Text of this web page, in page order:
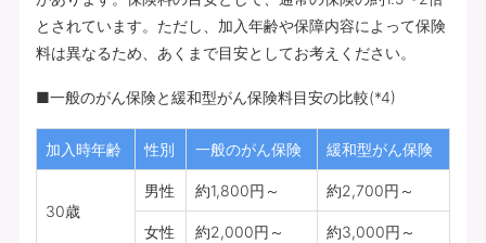
とされています。ただし、加入年齢や保障内容によって保険
料は異なるため、あくまで目安としてお考えください。
■一般のがん保険と緩和型がん保険料目安の比較(*4)
加入時年齢 性別 一般のがん保険 緩和型がん保険
30歳
男性 約1,800円～ 約2,700円～
女性 約2,000円～ 約3,000円～